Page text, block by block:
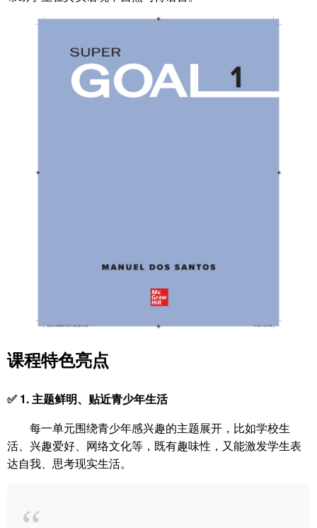
课程特色亮点
✅ 1. 主题鲜明、贴近青少年生活
每一单元围绕青少年感兴趣的主题展开，比如学校生
活、兴趣爱好、网络文化等，既有趣味性，又能激发学生表
达自我、思考现实生活。